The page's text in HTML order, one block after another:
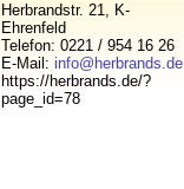
Herbrandstr. 21, K-
Ehrenfeld
Telefon: 0221 / 954 16 26
E-Mail: info@herbrands.de
https://herbrands.de/?
page_id=78